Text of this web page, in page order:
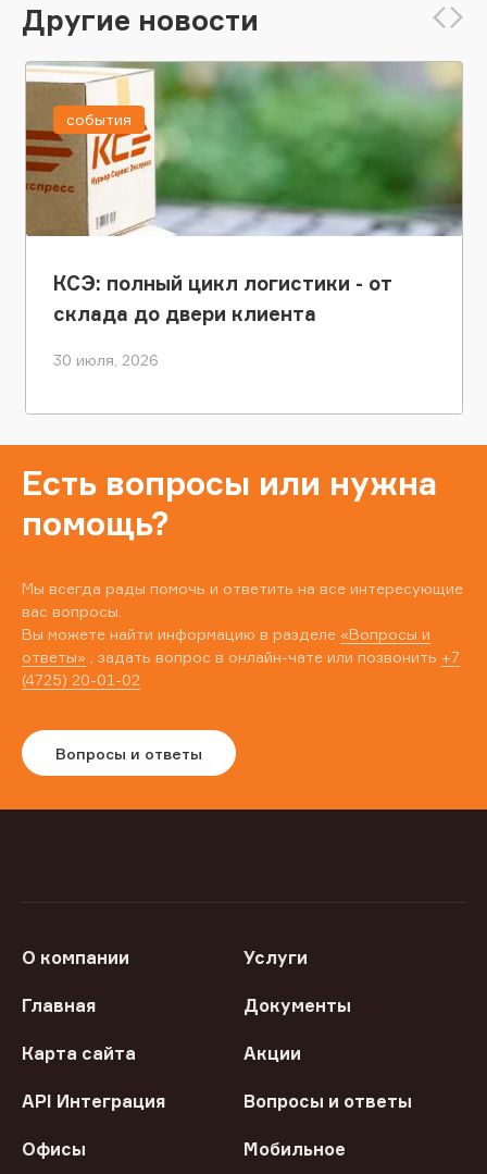
Другие новости
КСЭ: полный цикл логистики - от
склада до двери клиента
30 июля, 2026
события
Есть вопросы или нужна
помощь?
Мы всегда рады помочь и ответить на все интересующие
вас вопросы.
Вы можете найти информацию в разделе «Вопросы и
ответы» , задать вопрос в онлайн-чате или позвонить +7
(4725) 20-01-02
Вопросы и ответы
О компании Услуги
Главная Документы
Карта сайта Акции
API Интеграция Вопросы и ответы
Офисы
Мобильное